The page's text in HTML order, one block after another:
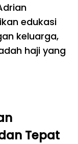
edukasi
keluarga,
haji yang
Tepat